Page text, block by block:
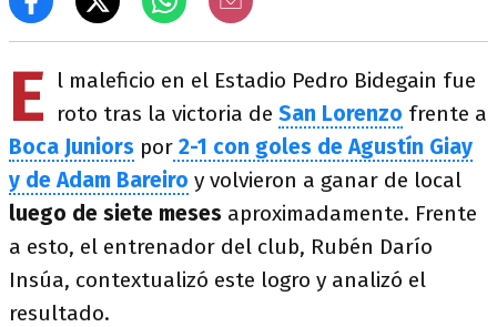
E
l maleficio en el Estadio Pedro Bidegain fue
roto tras la victoria de San Lorenzo frente a
Boca Juniors por 2-1 con goles de Agustín Giay
y de Adam Bareiro y volvieron a ganar de local
luego de siete meses aproximadamente. Frente
a esto, el entrenador del club, Rubén Darío
Insúa, contextualizó este logro y analizó el
resultado.